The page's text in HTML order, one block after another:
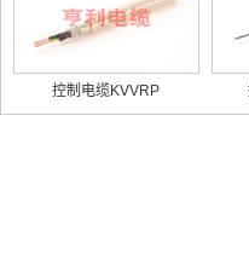
控制电缆KVVRP